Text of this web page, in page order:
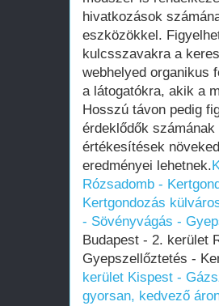
hivatkozások
eszközökkel.
kulcsszavakra a
webhelyed organikus
a látogatókra, akik a
Hosszú távon pedig
érdeklődők
értékesítések
eredményei lehetnek.
Rózsadomb -
Kertgondozás
- Sövényvágás -
Budapest - 2. kerület
Gyepszellőztetés -
kerület Kispest -
gyorsan, kedvező